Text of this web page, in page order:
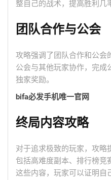
整自己的战术，提高胜利几
团队合作与公会
攻略强调了团队合作和公会
公会与其他玩家协作，完成
独家奖励。
bifa必发手机唯一官网
终局内容攻略
对于追求极致的玩家，攻略
包括高难度副本、排行榜竞
这些内容，玩家可以证明自